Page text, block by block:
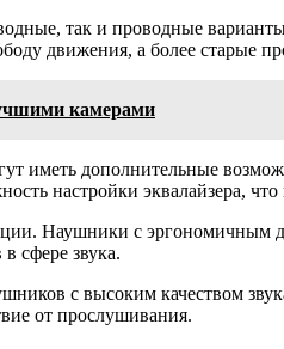
так и проводные
движения, а более старые
камерами
иметь дополнительные
настройки эквалайзера,
Наушники с
сфере звука.
с высоким качеством
от прослушивания.